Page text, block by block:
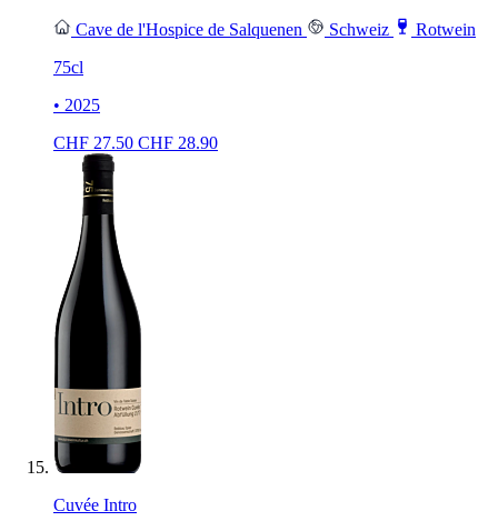
Cave de l'Hospice de Salquenen Schweiz
Rotwein
75cl
• 2025
CHF 27.50 CHF 28.90
Cuvée Intro